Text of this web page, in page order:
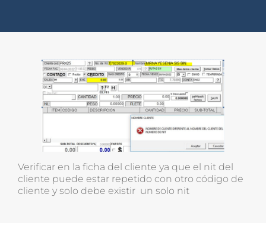
Verificar en la ficha del cliente ya que el nit del
cliente puede estar repetido con otro código de
cliente y solo debe existir un solo nit